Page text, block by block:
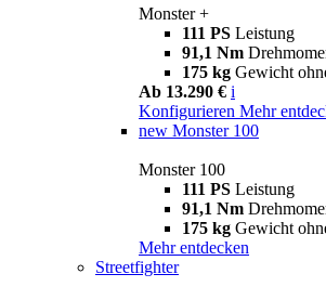
Monster +
111 PS Leistung
91,1 Nm
175 kg Gewicht
Ab 13.290 € i
Konfigurieren Mehr
new Monster 100
Monster 100
111 PS Leistung
91,1 Nm
175 kg Gewicht
Mehr entdecken
Streetfighter